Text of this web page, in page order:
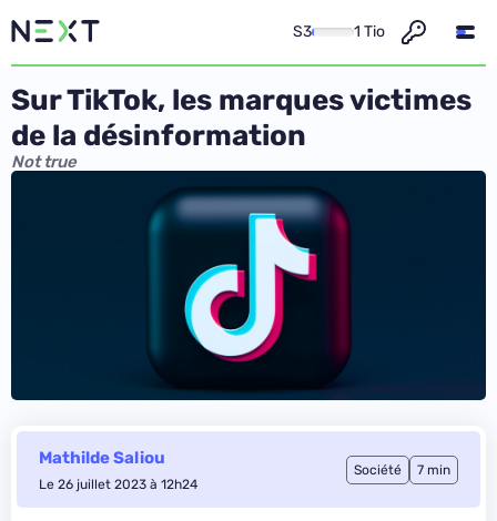
S3 1 Tio
Sur TikTok, les marques victimes
de la désinformation
Not true
Mathilde Saliou
Le 26 juillet 2023 à 12h24
Société 7 min